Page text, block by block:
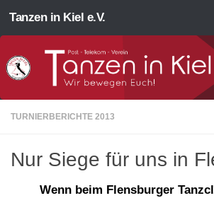
Zum Inhalt springen
Tanzen in Kiel e.V.
TURNIERBERICHTE 2013
Nur Siege für uns in
Wenn beim Flensburger